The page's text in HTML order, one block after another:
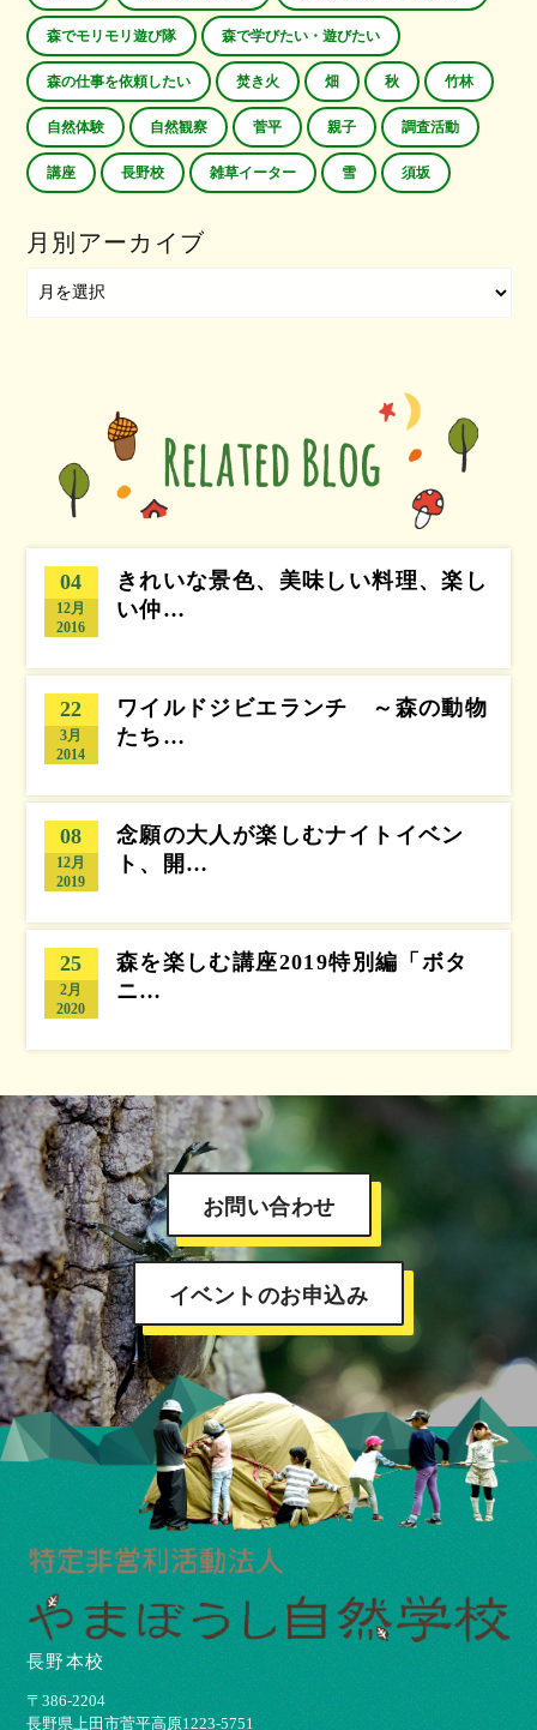
森でモリモリ遊び隊 森で学びたい・遊びたい
森の仕事を依頼したい 焚き火 畑 秋 竹林
自然体験 自然観察 菅平 親子 調査活動
講座 長野校 雑草イーター 雪 須坂
月別アーカイブ
04
12月
2016
きれいな景色、美味しい料理、楽し
い仲…
22
3月
2014
ワイルドジビエランチ ～森の動物
たち…
08
12月
2019
念願の大人が楽しむナイトイベン
ト、開…
25
2月
2020
森を楽しむ講座2019特別編「ボタ
ニ…
お問い合わせ
イベントのお申込み
長野本校
〒386-2204
⻑野県上⽥市菅平⾼原1223-5751